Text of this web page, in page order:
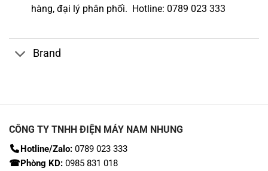
hàng, đại lý phân phối. Hotline: 0789 023 333
Brand
CÔNG TY TNHH ĐIỆN MÁY NAM NHUNG
Hotline/Zalo:0789 023 333
☎Phòng KD: 0985 831 018